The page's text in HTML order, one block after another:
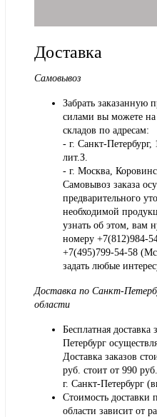
Доставка
Самовывоз
Забрать заказанную
силами вы можете
складов по адресам:
- г. Санкт-
лит.З.
- г. Москва,
Самовывоз заказа
предварительного
необходимой
узнать об этом, вам
номеру +7(812)984-
+7(495)799-54-58
задать любые
Доставка по Санкт-
области
Бесплатная доставка
Петербург
Доставка заказов
руб. стоит от 990
г. Санкт-Петербург
Стоимость доставки
области зависит от